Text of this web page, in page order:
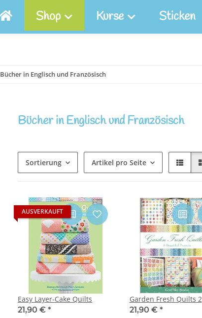
Shop Kurse Sticken
Bücher in Englisch und Französisch
Bücher in Englisch und Französisch
Sortierung Artikel pro Seite
AUSVERKAUFT
Easy Layer-Cake Quilts
21,90 € *
Garden Fresh Quilts 2
21,90 € *